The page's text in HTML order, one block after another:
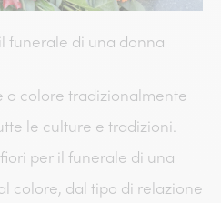
funerale di una donna
o colore tradizionalmente
le culture e tradizioni.
per il funerale di una
colore, dal tipo di relazione